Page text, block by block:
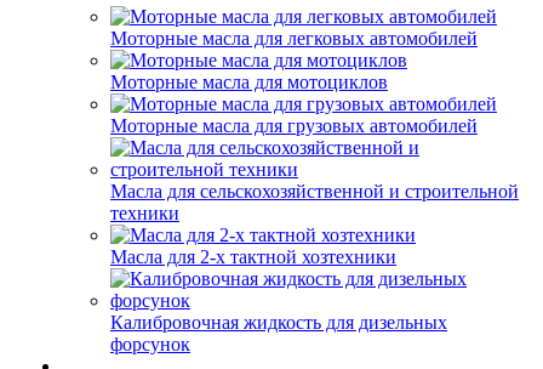
Моторные масла для легковых автомобилей
Моторные масла для мотоциклов
Моторные масла для грузовых автомобилей
Масла для сельскохозяйственной и строительной
техники
Масла для 2-х тактной хозтехники
Калибровочная жидкость для дизельных
форсунок